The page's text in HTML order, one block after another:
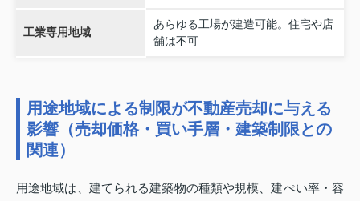
工業専用地域
あらゆる工場が建造可能。住宅や店
舗は不可
用途地域による制限が不動産売却に与える
影響（売却価格・買い手層・建築制限との
関連）
用途地域は、建てられる建築物の種類や規模、建ぺい率・容